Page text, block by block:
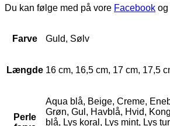
Du kan følge med på vore Facebook og
Farve Guld, Sølv
Længde 16 cm, 16,5 cm, 17 cm, 17,5
Perle
Aqua blå, Beige, Creme,
Grøn, Gul, Havblå, Hvid,
blå, Lys koral, Lys mint, Lys